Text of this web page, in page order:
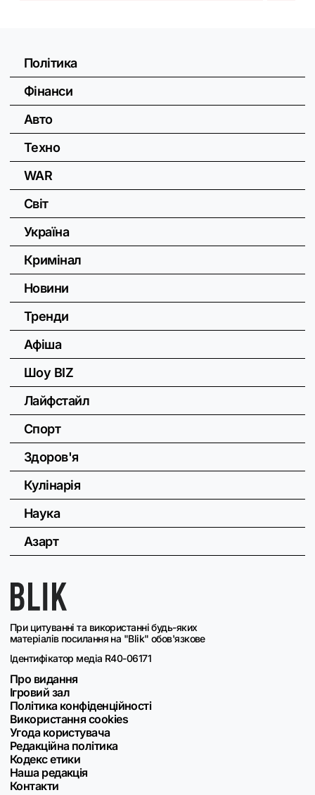
При цитуванні та використанні будь-яких
матеріалів посилання на "Blik" обов'язкове
Ідентифікатор медіа R40-06171
Про видання
Ігровий зал
Політика конфіденційності
Використання cookies
Угода користувача
Редакційна політика
Кодекс етики
Наша редакція
Контакти
Політика
Фінанси
Авто
Техно
WAR
Світ
Україна
Кримінал
Новини
Тренди
Афіша
Шоу BIZ
Лайфстайл
Спорт
Здоров'я
Кулінарія
Наука
Азарт